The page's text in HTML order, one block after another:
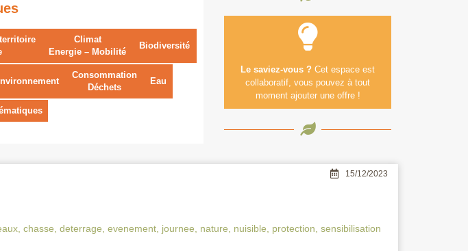
Climat
Energie – Mobilité
Biodiversité
Consommation
Déchets
Eau
Le saviez-vous ?Cet espace est
collaboratif, vous pouvez à tout
moment ajouter une offre !
15/12/2023
, chasse deterrage evenement, journee nature nuisible protection sensibilisation